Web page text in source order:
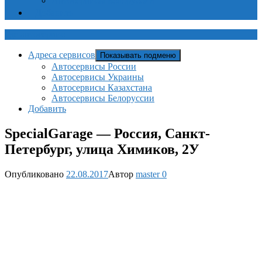
Адреса сервисов Показывать подменю
Автосервисы России
Автосервисы Украины
Автосервисы Казахстана
Автосервисы Белоруссии
Добавить
SpecialGarage — Россия, Санкт-
Петербург, улица Химиков, 2У
Опубликовано 22.08.2017Автор master0